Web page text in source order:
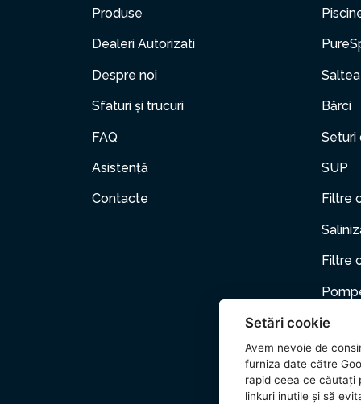
Produse
Dealeri Autorizati
Despre noi
Sfaturi și trucuri
FAQ
Asistență
Contacte
Bărci
Seturi
SUP
Filtre
Filtre
Setări cookie
Avem nevoie de
furniza date către
rapid ceea ce căutați
linkuri inutile și să